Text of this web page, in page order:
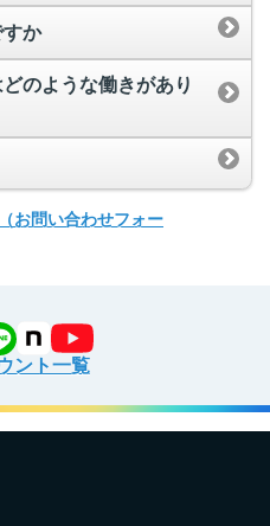
か
のような働きがあり
（お問い合わせフォー
ント一覧